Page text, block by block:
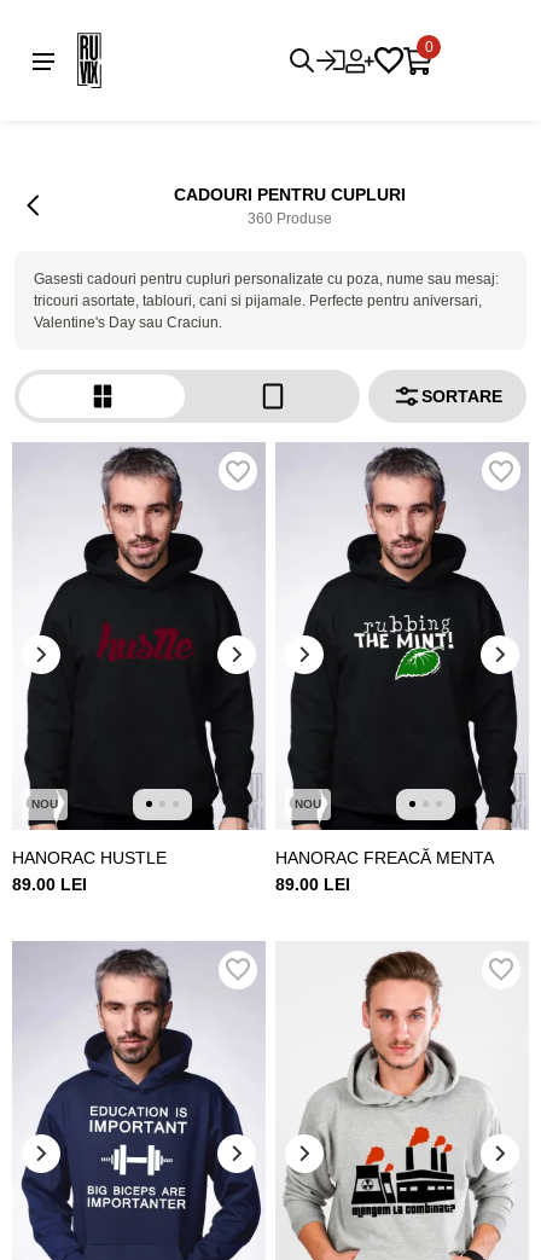
0
CADOURI PENTRU CUPLURI
360 Produse
Gasesti cadouri pentru cupluri personalizate cu poza, nume sau mesaj:
tricouri asortate, tablouri, cani si pijamale. Perfecte pentru aniversari,
Valentine's Day sau Craciun.
SORTARE
NOU
HANORAC HUSTLE
89.00 LEI
NOU
HANORAC FREACĂ MENTA
89.00 LEI